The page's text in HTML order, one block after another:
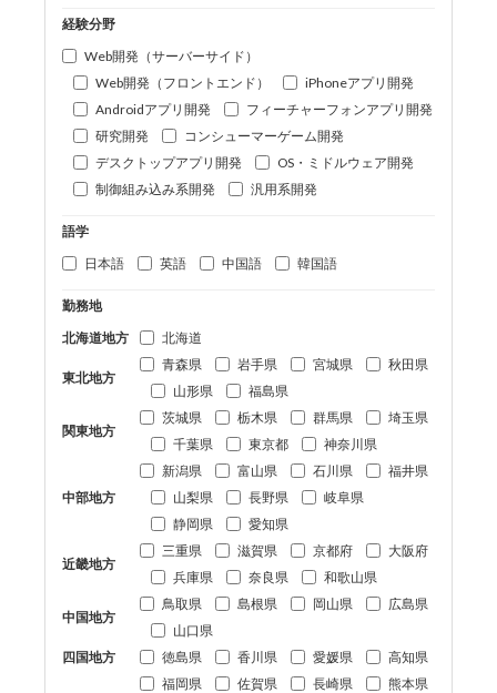
経験分野
Web開発（サーバーサイド）
Web開発（フロントエンド）
iPhoneアプリ開発
Androidアプリ開発
フィーチャーフォンアプリ開発
研究開発
コンシューマーゲーム開発
デスクトップアプリ開発
OS・ミドルウェア開発
制御組み込み系開発
汎用系開発
語学
日本語
英語 中国語 韓国語
勤務地
北海道地方
北海道
東北地方
青森県 岩手県 宮城県
秋田県
山形県
福島県
関東地方
茨城県 栃木県 群馬県
埼玉県
千葉県
東京都 神奈川県
中部地方
新潟県 富山県 石川県
福井県
山梨県
長野県
岐阜県
静岡県
愛知県
近畿地方
三重県 滋賀県 京都府
大阪府
兵庫県
奈良県 和歌山県
中国地方
鳥取県 島根県 岡山県
広島県
山口県
四国地方
徳島県 香川県 愛媛県 高知県
福岡県 佐賀県 長崎県
熊本県